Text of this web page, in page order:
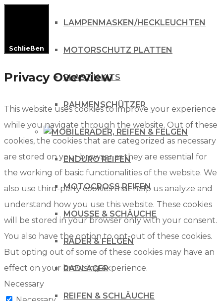
LAMPENMASKEN/HECKLEUCHTEN
MOTORSCHUTZ PLATTEN
PLASTIK KITS
RAHMENSCHÜTZER
RÄDER, REIFEN & FELGEN
ENDURO REIFEN
MOTOCROSS REIFEN
MOUSSE & SCHÄUCHE
RÄDER & FELGEN
RADLAGER
REIFEN & SCHLÄUCHE
Schließen
Privacy Overview
This website uses cookies to improve your experience
while you navigate through the website. Out of these
cookies, the cookies that are categorized as necessary
are stored on your browser as they are essential for
the working of basic functionalities of the website. We
also use third-party cookies that help us analyze and
understand how you use this website. These cookies
will be stored in your browser only with your consent.
You also have the option to opt-out of these cookies.
But opting out of some of these cookies may have an
effect on your browsing experience.
Necessary